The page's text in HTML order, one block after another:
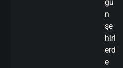
ğu
n
şe
hirl
erd
e